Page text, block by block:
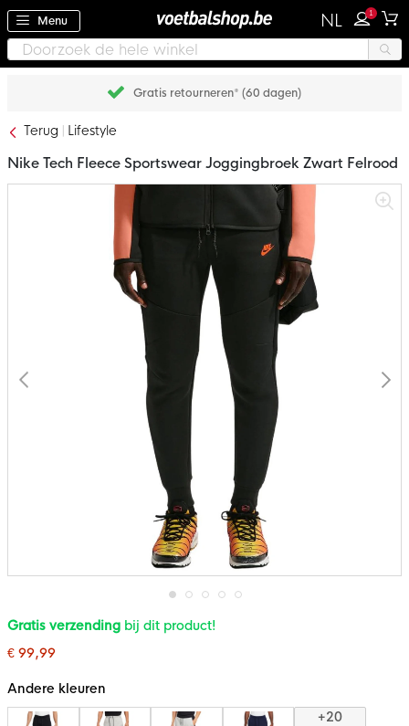
Menu NL 1
Gratis retourneren* (60 dagen)
Terug Lifestyle
Ga
naar
begin
de
gallerij
Nike Tech Fleece Sportswear Joggingbroek Zwart Felrood
Gratis verzending bij dit product!
€ 99,99
Andere kleuren
+20